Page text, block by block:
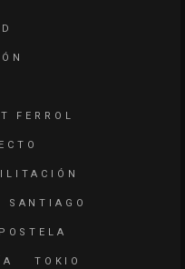
FERROL
SANTIAGO
TOKIO